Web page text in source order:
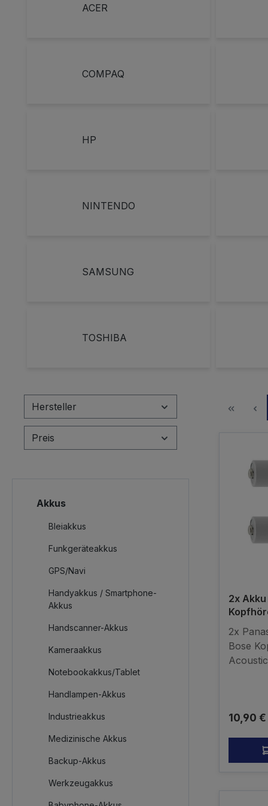
ACER
COMPAQ
HP
NINTENDO
SAMSUNG
TOSHIBA
Hersteller
Preis
Akkus
Bleiakkus
Funkgeräteakkus
GPS/Navi
Handyakkus / Smartphone-
Akkus
Handscanner-Akkus
Kameraakkus
Notebookakkus/Tablet
Handlampen-Akkus
Industrieakkus
Medizinische Akkus
Backup-Akkus
Werkzeugakkus
2x
2x
Bose
10,90 €